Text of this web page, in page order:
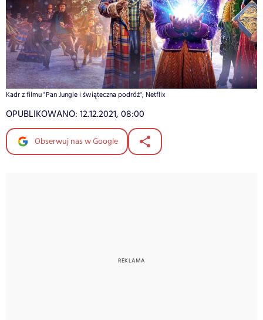
Kadr z filmu "Pan Jungle i świąteczna podróż", Netflix
OPUBLIKOWANO: 12.12.2021, 08:00
Obserwuj nas w Google